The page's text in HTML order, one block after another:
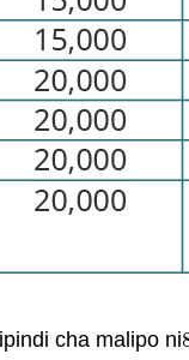
cha malipo ni